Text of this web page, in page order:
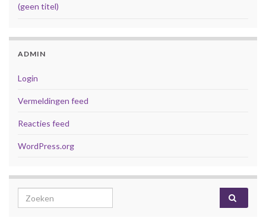
(geen titel)
ADMIN
Login
Vermeldingen feed
Reacties feed
WordPress.org
Search for: